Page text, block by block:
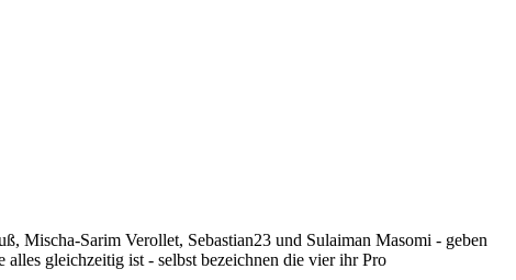
Mischa-Sarim Verollet, Sebastian23 und Sulaiman Masomi - geben
gleichzeitig ist - selbst bezeichnen die vier ihr Pro